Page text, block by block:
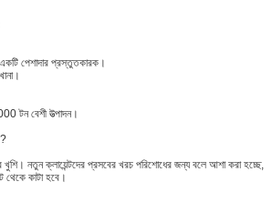
পেশাদার প্রস্তুতকারক।
টন বেশী উত্পাদন।
নতুন ক্লায়েন্টদের প্রসবের খরচ পরিশোধের জন্য বলে আশা করা হচ্ছে,
থেকে কাটা হবে।